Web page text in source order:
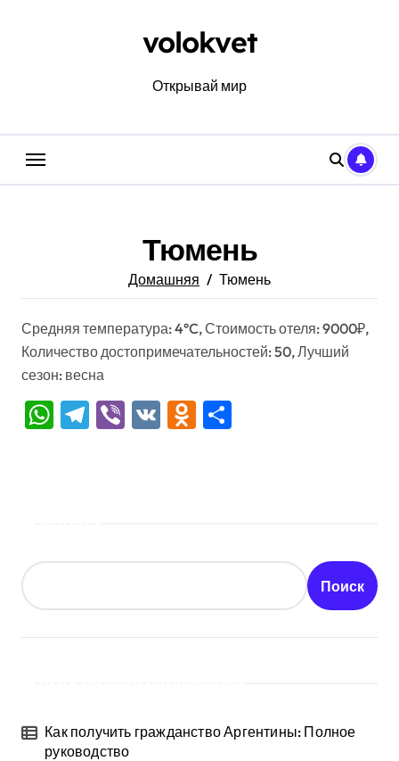
volokvet
Открывай мир
Тюмень
Домашняя Тюмень
Средняя температура: 4°C, Стоимость отеля: 9000₽,
Количество достопримечательностей: 50, Лучший
сезон: весна
WhatsApp
Telegram
Viber
VK Odnoklassniki
Поиск
Как получить гражданство Аргентины: Полное
руководство